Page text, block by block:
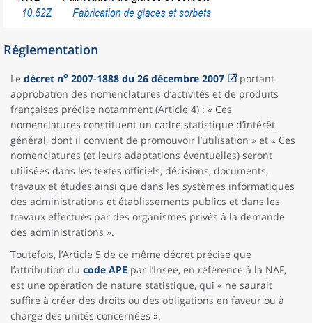
Réglementation
Le décret no 2007-1888 du 26 décembre 2007
portant
approbation des nomenclatures d’activités et de produits
françaises précise notamment (Article 4) : « Ces
nomenclatures constituent un cadre statistique d’intérêt
général, dont il convient de promouvoir l’utilisation » et « Ces
nomenclatures (et leurs adaptations éventuelles) seront
utilisées dans les textes officiels, décisions, documents,
travaux et études ainsi que dans les systèmes informatiques
des administrations et établissements publics et dans les
travaux effectués par des organismes privés à la demande
des administrations ».
Toutefois, l’Article 5 de ce même décret précise que
l’attribution du code APE par l’Insee, en référence à la NAF,
est une opération de nature statistique, qui « ne saurait
suffire à créer des droits ou des obligations en faveur ou à
charge des unités concernées ».